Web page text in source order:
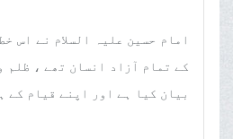
امام حسین علیہ السلام نے اس
کے تمام آزاد انسان تھے ،
بیان کیا ہے اور اپنے قیام کے